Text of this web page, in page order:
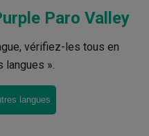
Paro Valley
vérifiez-les tous en
langues ».
langues